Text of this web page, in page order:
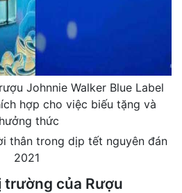
Johnnie Walker Blue Label
hợp cho việc biếu tặng và
thức
thân trong dịp tết nguyên đán
2021
trường của Rượu